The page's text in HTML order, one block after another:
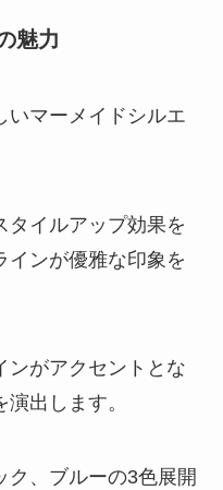
魅力
いマーメイドシルエ
タイルアップ効果を
インが優雅な印象を
ンがアクセントとな
出します。
ク、ブルーの3色展開